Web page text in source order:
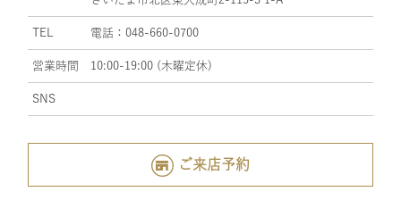
TEL 電話：048-660-0700
営業時間 10:00-19:00 (木曜定休)
SNS
ご来店予約